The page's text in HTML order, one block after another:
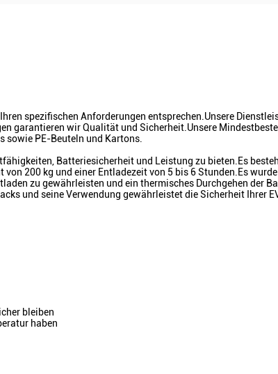
spezifischen Anforderungen entsprechen.Unsere
garantieren wir Qualität und Sicherheit.Unsere
PE-Beuteln und Kartons.
Batteriesicherheit und Leistung zu bieten.Es
200 kg und einer Entladezeit von 5 bis 6 Stunden.Es
zu gewährleisten und ein thermisches Durchgehen der
und seine Verwendung gewährleistet die Sicherheit Ihrer
bleiben
haben